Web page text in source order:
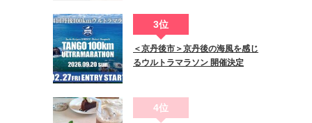
3位
＜京丹後市＞京丹後の海風を感じ
るウルトラマラソン 開催決定
4位